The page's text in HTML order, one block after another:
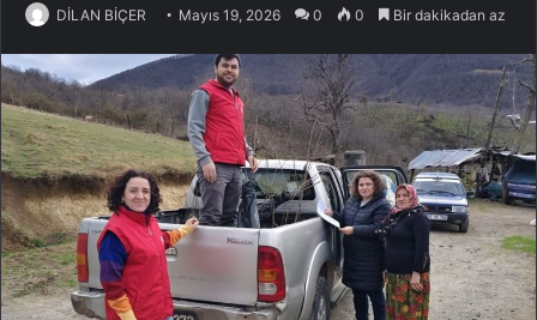
DİLAN BİÇER Mayıs 19, 2026 0 0 Bir dakikadan az